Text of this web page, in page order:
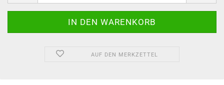
AUF DEN MERKZETTEL